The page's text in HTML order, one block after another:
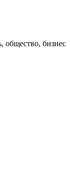
общество, бизнес